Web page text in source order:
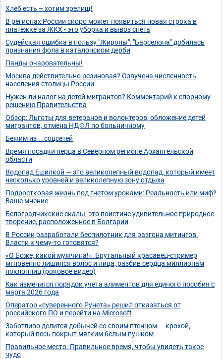
Хлеб есть – хотим зрелищ!
В регионах России скоро может появиться новая строка в
платёжке за ЖКХ - это уборка и вывоз снега
Судейская ошибка в пользу "Жироны": "Барселона" добилась
признания фола в каталонском дерби
Панды очаровательны!
Москва действительно резиновая? Озвучена численность
населения столицы России
Нужен ли налог на детей мигрантов? Комментарий к спорному
решению Правительства
Обзор: Льготы для ветеранов и волонтеров, обложение детей
мигрантов, отмена НДФЛ по больничному
Бежим из ...соцсетей
Время посадки перца в Северном регионе Архангельской
области
Водопад Ешилкой — это великолепный водопад, который имеет
несколько уровней и великолепную зону отдыха
Подростковая жизнь под гнетом уроками: Реальность или миф?
Ваше мнение
Белоградчикские скалы, это поистине удивительное природное
творение, расположенное в Болгарии
В России разработали беспилотник для разгона митингов.
Власти к чему-то готовятся?
«О Боже, какой мужчина!»: Брутальный красавец-стример
мгновенно лишился волос и лица, разбив сердца миллионам
поклонниц (роковое видео)
Как изменится порядок учета алиментов для единого пособия с
марта 2026 года
Оператор «суверенного Рунета» решил отказаться от
российского ПО и перейти на Microsoft
Заботливо делится добычей со своим птенцом — крохой,
который весь покрыт мягким белым пушком
Правильное место. Правильное время, чтобы увидеть такое
чудо